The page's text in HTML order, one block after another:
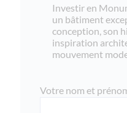
Investir en
un bâtiment
conception, son
inspiration
mouvement
Votre nom et